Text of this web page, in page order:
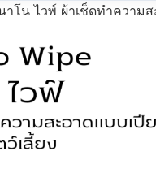
าโน ไวพ์ ผ้าเช็ดทำความ